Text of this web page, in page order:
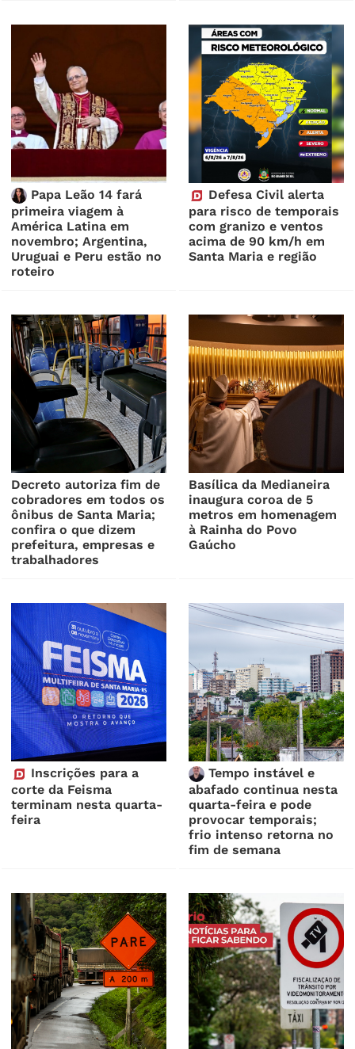
Papa Leão 14 fará
primeira viagem à
América Latina em
novembro; Argentina,
Uruguai e Peru estão no
roteiro
Defesa Civil alerta
para risco de temporais
com granizo e ventos
acima de 90 km/h em
Santa Maria e região
Decreto autoriza fim de
cobradores em todos os
ônibus de Santa Maria;
confira o que dizem
prefeitura, empresas e
trabalhadores
Basílica da Medianeira
inaugura coroa de 5
metros em homenagem
à Rainha do Povo
Gaúcho
Inscrições para a
corte da Feisma
terminam nesta quarta-
feira
Tempo instável e
abafado continua nesta
quarta-feira e pode
provocar temporais;
frio intenso retorna no
fim de semana